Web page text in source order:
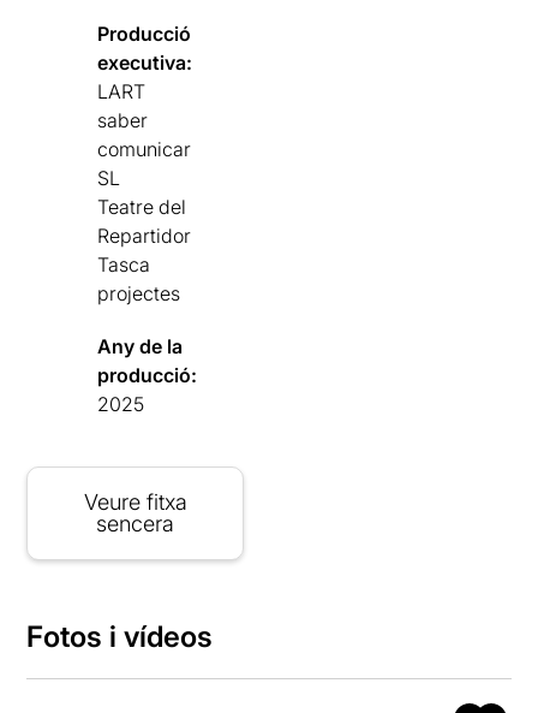
Producció
executiva:
LART
saber
comunicar
SL
Teatre del
Repartidor
Tasca
projectes
Any de la
producció:
2025
Veure fitxa
sencera
Fotos i vídeos